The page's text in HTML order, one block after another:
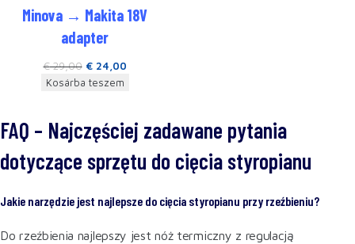
Minova → Makita 18V
adapter
€29,00 €24,00
Kosárba teszem
FAQ – Najczęściej zadawane pytania
dotyczące sprzętu do cięcia styropianu
Jakie narzędzie jest najlepsze do cięcia styropianu przy rzeźbieniu?
Do rzeźbienia najlepszy jest nóż termiczny z regulacją